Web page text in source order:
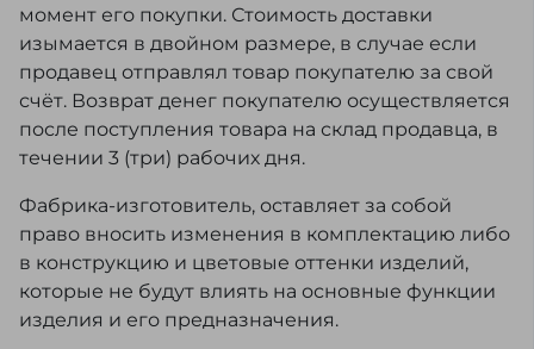
момент его покупки. Стоимость доставки
изымается в двойном размере, в случае если
продавец отправлял товар покупателю за свой
счёт. Возврат денег покупателю осуществляется
после поступления товара на склад продавца, в
течении 3 (три) рабочих дня.
Фабрика-изготовитель, оставляет за собой
право вносить изменения в комплектацию либо
в конструкцию и цветовые оттенки изделий,
которые не будут влиять на основные функции
изделия и его предназначения.